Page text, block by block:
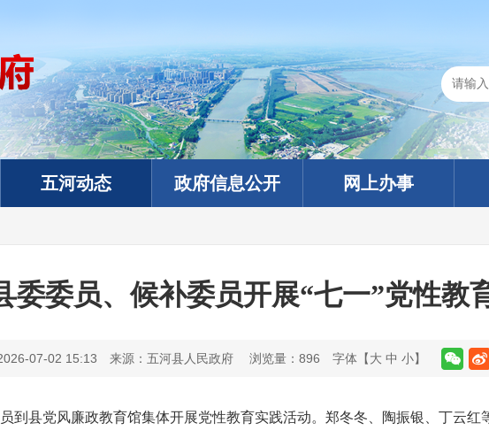
五河动态 政府信息公开 网上办事
委委员、候补委员开展“七一”党性教
07-02 15:13 来源：五河县人民政府 浏览量： 896 字体【大 中 小】
到县党风廉政教育馆集体开展党性教育实践活动。郑冬冬、陶振银、丁云红
政务微信